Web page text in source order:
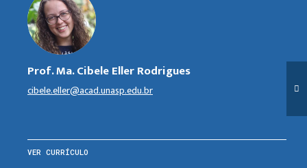
Prof. Ma. Cibele Eller Rodrigues
cibele.eller@acad.unasp.edu.br
VER CURRÍCULO